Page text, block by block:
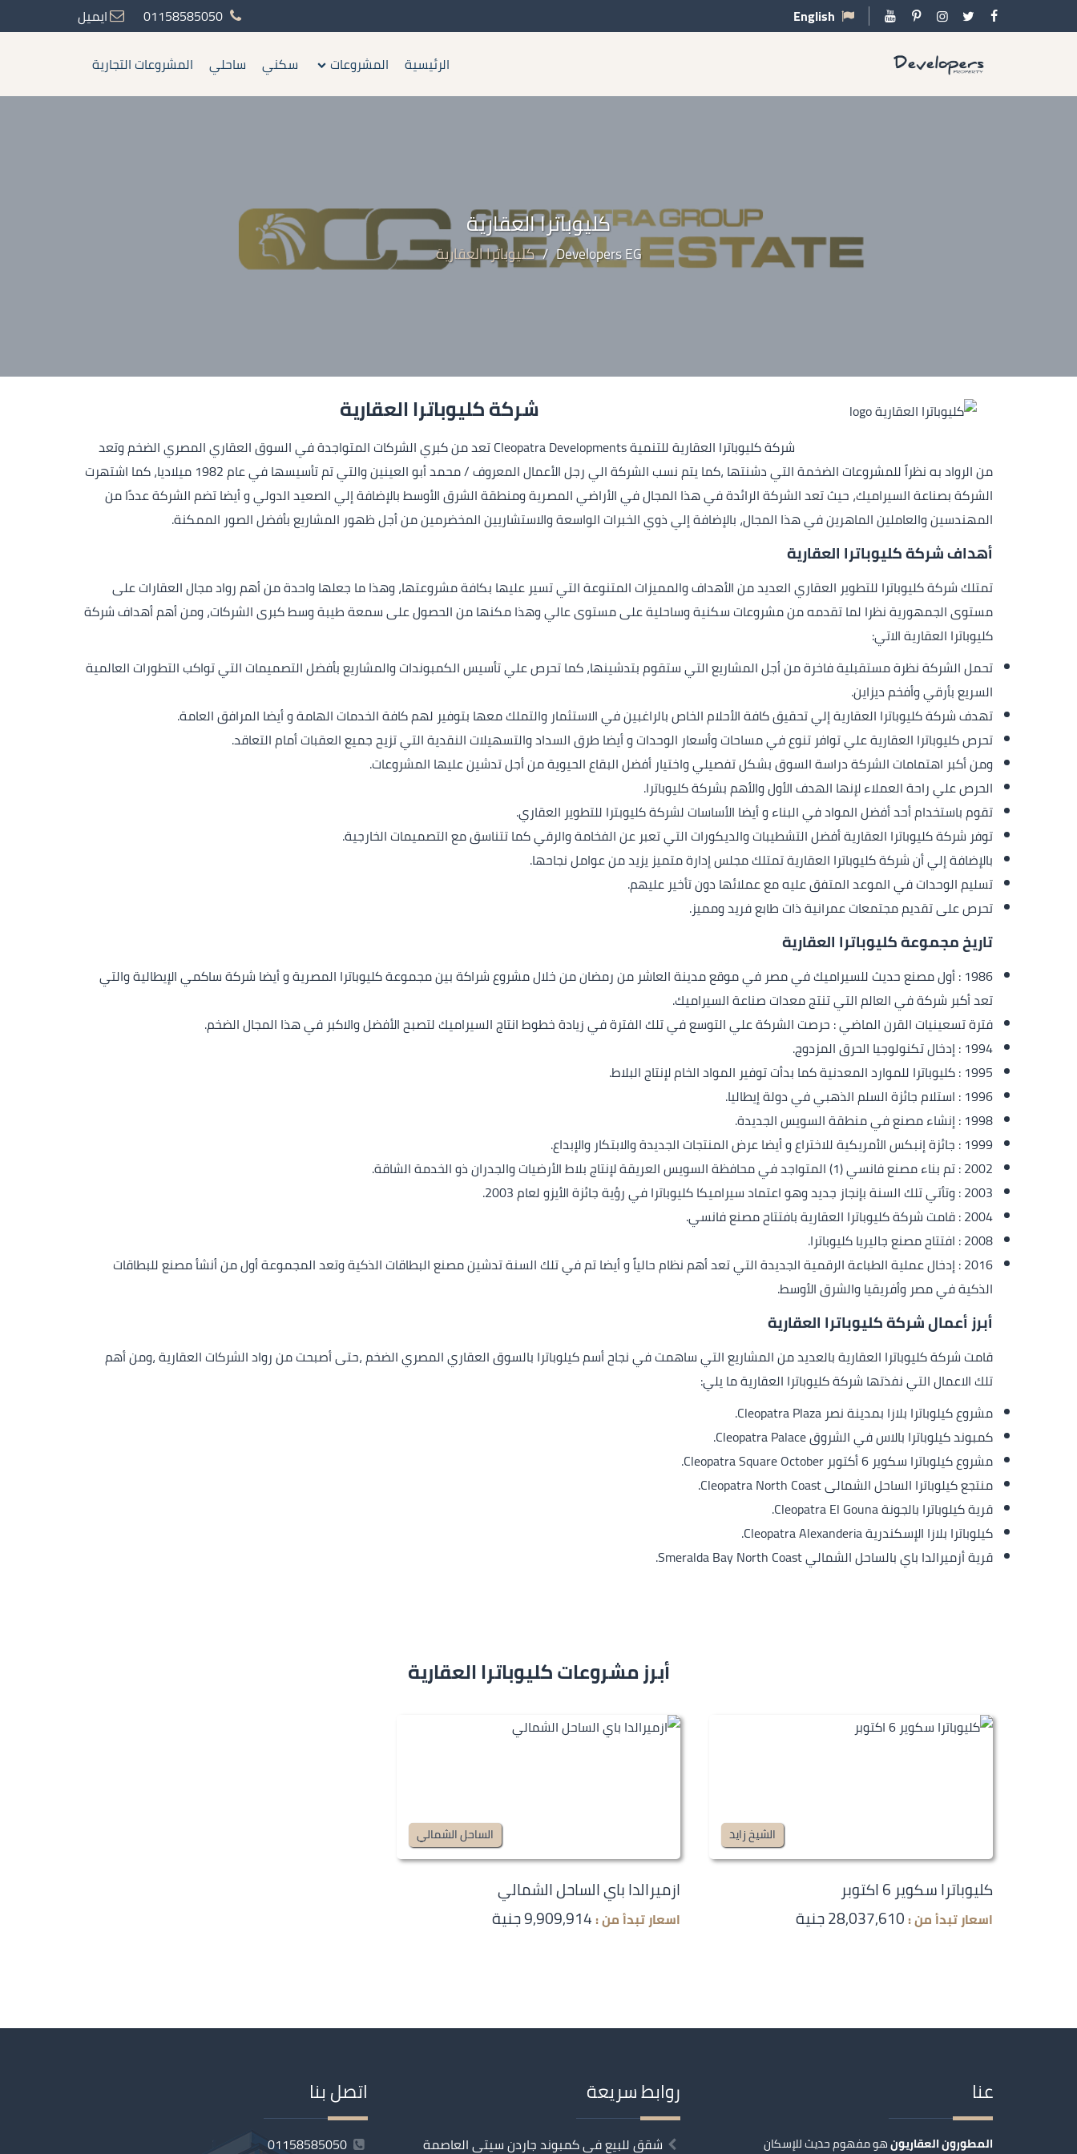
English
01158585050
ايميل
الرئيسية
المشروعات سكني ساحلي المشروعات التجارية
كليوباترا العقارية
Developers EG
/ كليوباترا العقارية
شركة كليوباترا العقارية
شركة كليوباترا العقارية للتنمية Cleopatra Developments تعد من كبري الشركات المتواجدة في السوق العقاري المصري الضخم وتعد
من الرواد به نظراً للمشروعات الضخمة التي دشنتها ،كما يتم نسب الشركة الي رجل الأعمال المعروف / محمد أبو العينين والتي تم تأسيسها في عام 1982 ميلاديا، كما اشتهرت
الشركة بصناعة السيراميك، حيث تعد الشركة الرائدة في هذا المجال في الأراضي المصرية ومنطقة الشرق الأوسط بالإضافة إلي الصعيد الدولي و أيضا تضم الشركة عددًا من
المهندسين والعاملين الماهرين في هذا المجال، بالإضافة إلي ذوي الخبرات الواسعة والاستشاريين المخضرمين من أجل ظهور المشاريع بأفضل الصور الممكنة.
أهداف شركة كليوباترا العقارية
تمتلك شركة كليوباترا للتطوير العقاري العديد من الأهداف والمميزات المتنوعة التي تسير عليها بكافة مشروعتها، وهذا ما جعلها واحدة من أهم رواد مجال العقارات على
مستوى الجمهورية نظرا لما تقدمه من مشروعات سكنية وساحلية على مستوى عالي وهذا مكنها من الحصول على سمعة طيبة وسط كبرى الشركات، ومن أهم أهداف شركة
كليوباترا العقارية الاتي:
تحمل الشركة نظرة مستقبلية فاخرة من أجل المشاريع التي ستقوم بتدشينها، كما تحرص علي تأسيس الكمبوندات والمشاريع بأفضل التصميمات التي تواكب التطورات العالمية
السريع بأرقي وأفخم ديزاين.
تهدف شركة كليوباترا العقارية إلي تحقيق كافة الأحلام الخاص بالراغبين في الاستثمار والتملك معها بتوفير لهم كافة الخدمات الهامة و أيضا المرافق العامة.
تحرص كليوباترا العقارية علي توافر تنوع في مساحات وأسعار الوحدات و أيضا طرق السداد والتسهيلات النقدية التي تزيح جميع العقبات أمام التعاقد.
ومن أكبر اهتمامات الشركة دراسة السوق بشكل تفصيلي واختيار أفضل البقاع الحيوية من أجل تدشين عليها المشروعات.
الحرص علي راحة العملاء لإنها الهدف الأول والأهم بشركة كليوباترا.
تقوم باستخدام أحد أفضل المواد في البناء و أيضا الأساسات لشركة كليوبترا للتطوير العقاري.
توفر شركة كليوباترا العقارية أفضل التشطيبات والديكورات التي تعبر عن الفخامة والرقي كما تتناسق مع التصميمات الخارجية.
بالإضافة إلي أن شركة كليوباترا العقارية تمتلك مجلس إدارة متميز يزيد من عوامل نجاحها.
تسليم الوحدات في الموعد المتفق عليه مع عملائها دون تأخير عليهم.
تحرص على تقديم مجتمعات عمرانية ذات طابع فريد ومميز.
تاريخ مجموعة كليوباترا العقارية
1986 : أول مصنع حديث للسيراميك في مصر في موقع مدينة العاشر من رمضان من خلال مشروع شراكة بين مجموعة كليوباترا المصرية و أيضا شركة ساكمي الإيطالية والتي
تعد أكبر شركة في العالم التي تنتج معدات صناعة السيراميك.
فترة تسعينيات القرن الماضي : حرصت الشركة علي التوسع في تلك الفترة في زيادة خطوط انتاج السيراميك لتصبح الأفضل والاكبر في هذا المجال الضخم.
1994 : إدخال تكنولوجيا الحرق المزدوج.
1995 : كليوباترا للموارد المعدنية كما بدأت توفير المواد الخام لإنتاج البلاط.
1996 : استلام جائزة السلم الذهبي في دولة إيطاليا.
1998 : إنشاء مصنع في منطقة السويس الجديدة.
1999 : جائزة إنبكس الأمريكية للاختراع و أيضا عرض المنتجات الجديدة والابتكار والإبداع.
2002 : تم بناء مصنع فانسي (1) المتواجد في محافظة السويس العريقة لإنتاج بلاط الأرضيات والجدران ذو الخدمة الشاقة.
2003 : وتأتي تلك السنة بإنجاز جديد وهو اعتماد سيراميكا كليوباترا في رؤية جائزة الأيزو لعام 2003.
2004 : قامت شركة كليوباترا العقارية بافتتاح مصنع فانسي.
2008 : افتتاح مصنع جاليريا كليوباترا.
2016 : إدخال عملية الطباعة الرقمية الجديدة التي تعد أهم نظام حالياً و أيضا تم في تلك السنة تدشين مصنع البطاقات الذكية وتعد المجموعة أول من أنشأ مصنع للبطاقات
الذكية في مصر وأفريقيا والشرق الأوسط.
أبرز أعمال شركة كليوباترا العقارية
قامت شركة كليوباترا العقارية بالعديد من المشاريع التي ساهمت في نجاح أسم كيلوباترا بالسوق العقاري المصري الضخم ،حتى أصبحت من رواد الشركات العقارية ،ومن أهم
تلك الاعمال التي نفذتها شركة كليوباترا العقارية ما يلي:
مشروع كيلوباترا بلازا بمدينة نصر Cleopatra Plaza.
كمبوند كيلوباترا بالاس في الشروق Cleopatra Palace.
مشروع كيلوباترا سكوير 6 أكتوبر Cleopatra Square October.
منتجع كيلوباترا الساحل الشمالى Cleopatra North Coast.
قرية كيلوباترا بالجونة Cleopatra El Gouna.
كيلوباترا بلازا الإسكندرية Cleopatra Alexanderia.
قرية أزميرالدا باي بالساحل الشمالي Smeralda Bay North Coast.
أبرز مشروعات كليوباترا العقارية
الشيخ زايد
كليوباترا سكوير 6 اكتوبر
اسعار تبدأ من : 28,037,610 جنية
الساحل الشمالي
ازميرالدا باي الساحل الشمالي
اسعار تبدأ من : 9,909,914 جنية
عنا
المطورون العقاريونهو مفهوم حديث للإسكان
روابط سريعة
شقق للبيع في كمبوند جاردن سيتي العاصمة
اتصل بنا